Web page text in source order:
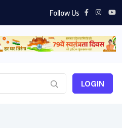
Follow Us
LOGIN